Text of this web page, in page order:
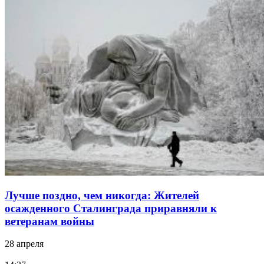
Лучше поздно, чем никогда: Жителей
осажденного Сталинграда приравняли к
ветеранам войны
28 апреля